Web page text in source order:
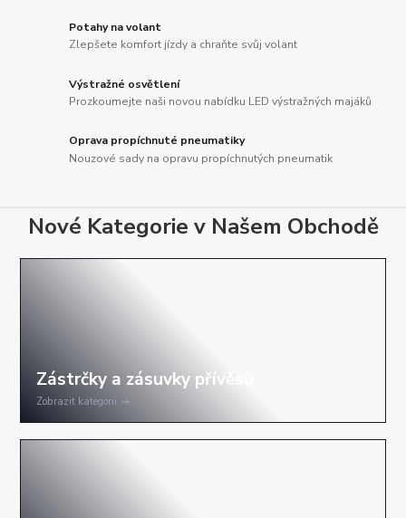
Potahy na volant
Zlepšete komfort jízdy a chraňte svůj volant
Výstražné osvětlení
Prozkoumejte naši novou nabídku LED výstražných majáků
Oprava propíchnuté pneumatiky
Nouzové sady na opravu propíchnutých pneumatik
Nové Kategorie v Našem Obchodě
Zobrazit kategorii